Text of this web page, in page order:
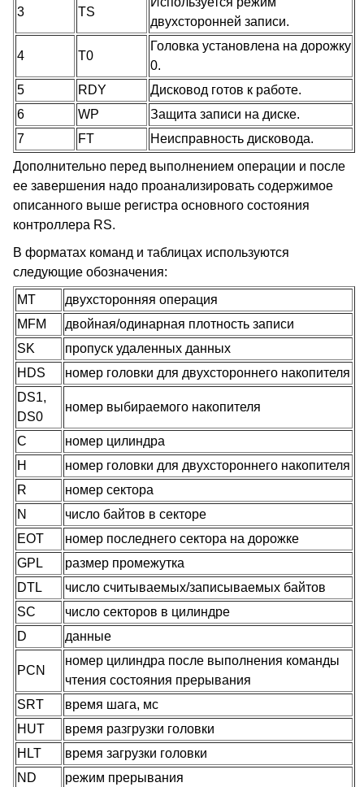
3 TS
двухсторонней записи.
4 T0
Головка установлена на дорожку
0.
5
RDY
Дисковод готов к работе.
6
WP
Защита записи на диске.
7
FT
Неисправность дисковода.
Дополнительно перед выполнением операции и после
ее завершения надо проанализировать содержимое
описанного выше регистра основного состояния
контроллера RS.
В форматах команд и таблицах используются
следующие обозначения:
MT
двухсторонняя операция
MFM
двойная/одинарная плотность записи
SK
пропуск удаленных данных
HDS
номер головки для двухстороннего накопителя
DS1,
DS0
номер выбираемого накопителя
C
номер цилиндра
H
номер головки для двухстороннего накопителя
R
номер сектора
N
число байтов в секторе
EOT
номер последнего сектора на дорожке
GPL
размер промежутка
DTL
число считываемых/записываемых байтов
SC
число секторов в цилиндре
D
данные
PCN
номер цилиндра после выполнения команды
чтения состояния прерывания
SRT
время шага, мс
HUT
время разгрузки головки
HLT
время загрузки головки
ND
режим прерывания